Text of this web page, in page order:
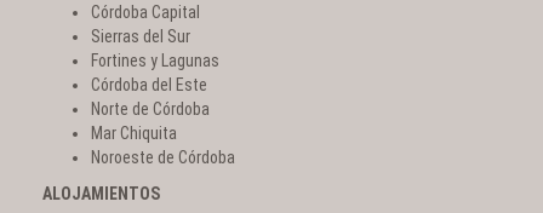
Córdoba Capital
Sierras del Sur
Fortines y Lagunas
Córdoba del Este
Norte de Córdoba
Mar Chiquita
Noroeste de Córdoba
ALOJAMIENTOS